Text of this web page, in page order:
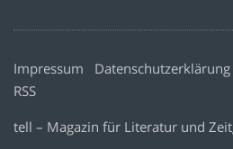
Impressum Datenschutzerklärung
RSS
tell – Magazin für Literatur und